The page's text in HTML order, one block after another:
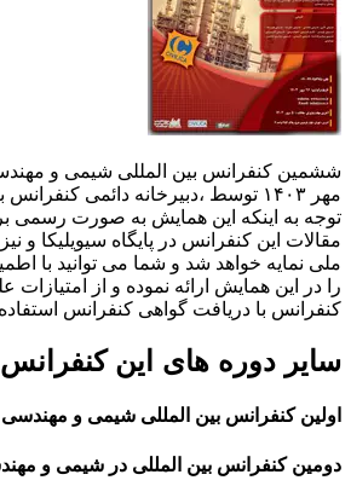
مهر ۱۴۰۳ توسط ،دبیرخانه دائمی
توجه به اینکه این همایش به صورت رسمی
مقالات این کنفرانس در پایگاه سیویلیکا و
ملی نمایه خواهد شد و شما می توانید با
را در این همایش ارائه نموده و از امتیازات
کنفرانس با دریافت گواهی کنفرانس استفاده
سایر دوره های این کنفرانس
اولین کنفرانس بین المللی شیمی و مهندسی
دومین کنفرانس بین المللی در شیمی و